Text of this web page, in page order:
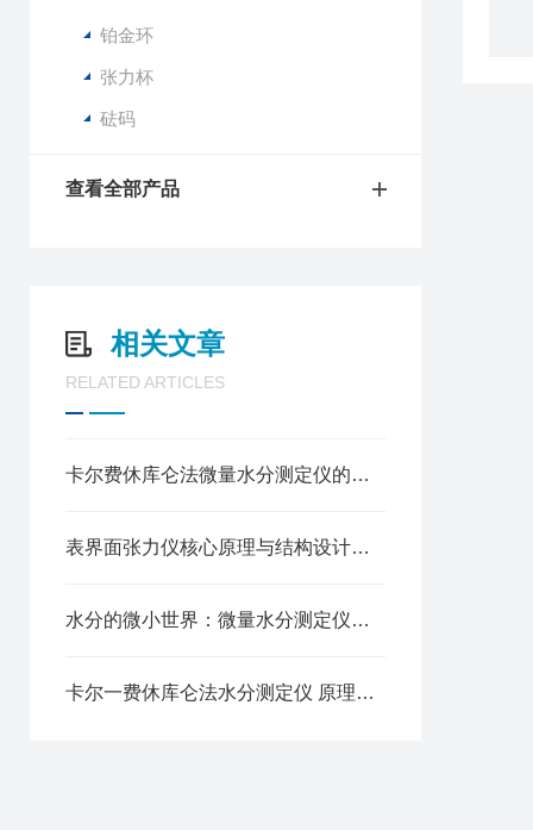
铂金环
张力杯
砝码
查看全部产品
相关文章
RELATED ARTICLES
卡尔费休库仑法微量水分测定仪的方法标准是什么
表界面张力仪核心原理与结构设计解析
水分的微小世界：微量水分测定仪的科技魅力
卡尔一费休库仑法水分测定仪 原理及应用范围